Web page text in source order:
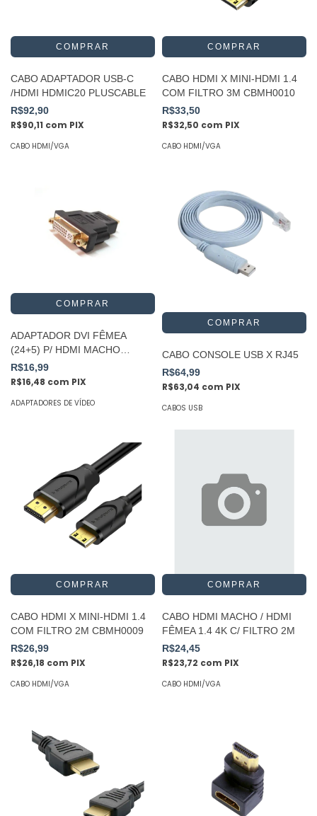
CABO ADAPTADOR USB-C
/HDMI HDMIC20 PLUSCABLE
R$92,90
R$90,11 com PIX
CABO HDMI/VGA
CABO HDMI X MINI-HDMI 1.4
COM FILTRO 3M CBMH0010
R$33,50
R$32,50 com PIX
CABO HDMI/VGA
ADAPTADOR DVI FÊMEA
(24+5) P/ HDMI MACHO
ADAP0012
R$16,99
R$16,48 com PIX
ADAPTADORES DE VÍDEO
CABO CONSOLE USB X RJ45
R$64,99
R$63,04 com PIX
CABOS USB
CABO HDMI X MINI-HDMI 1.4
COM FILTRO 2M CBMH0009
R$26,99
R$26,18 com PIX
CABO HDMI/VGA
CABO HDMI MACHO / HDMI
FÊMEA 1.4 4K C/ FILTRO 2M
R$24,45
R$23,72 com PIX
CABO HDMI/VGA